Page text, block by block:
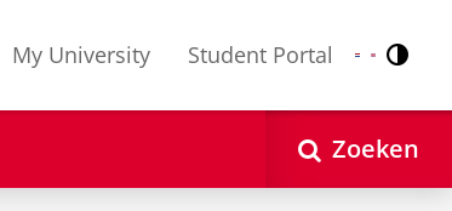
My University Student Portal Nederlands
English
Zoeken